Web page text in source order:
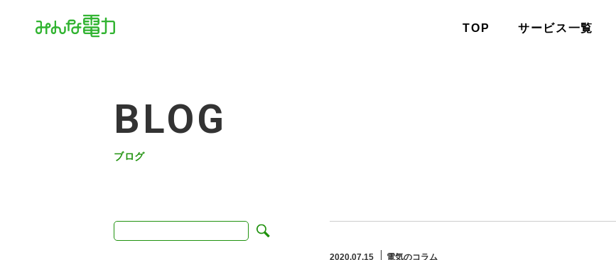
TOP サービス一覧
BLOG
ブログ
2020.07.15 電気のコラム